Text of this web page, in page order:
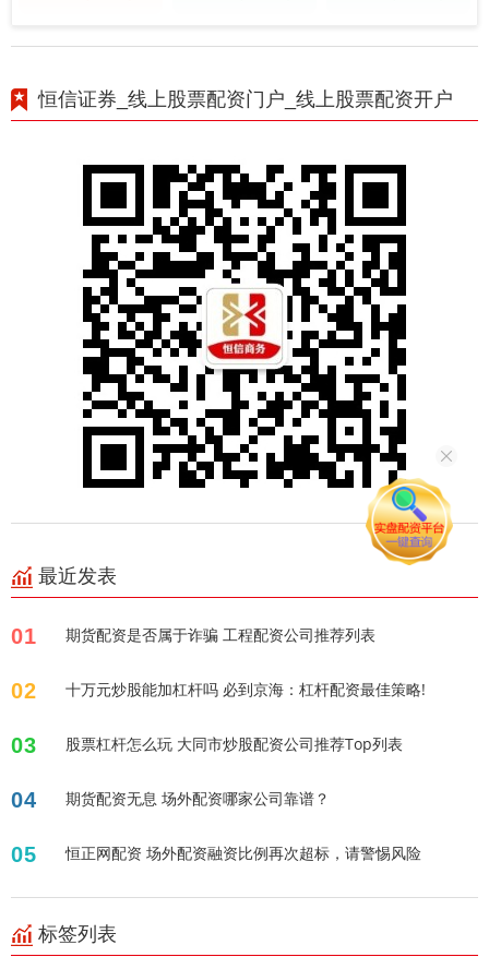
恒信证券_线上股票配资门户_线上股票配资开户
最近发表
01 期货配资是否属于诈骗 工程配资公司推荐列表
02 十万元炒股能加杠杆吗 必到京海：杠杆配资最佳策略!
03 股票杠杆怎么玩 大同市炒股配资公司推荐Top列表
04 期货配资无息 场外配资哪家公司靠谱？
05 恒正网配资 场外配资融资比例再次超标，请警惕风险
标签列表